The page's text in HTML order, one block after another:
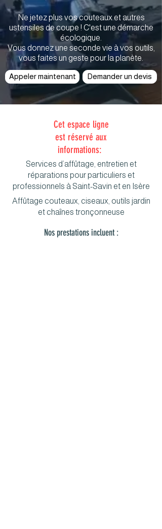
Ne jetez plus vos couteaux et autres
ustensiles de coupe ! C'est une démarche
écologique.
Vous donnez une seconde vie à vos outils,
vous faites un geste pour la planète.
Appeler maintenant Demander un devis
Cet espace ligne
est réservé aux
informations:
Services d’affûtage, entretien et
réparations pour particuliers et
professionnels à Saint-Savin et en Isère
Affûtage couteaux, ciseaux, outils jardin
et chaînes tronçonneuse
Nos prestations incluent :